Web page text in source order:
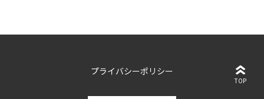
TOP
プライバシーポリシー